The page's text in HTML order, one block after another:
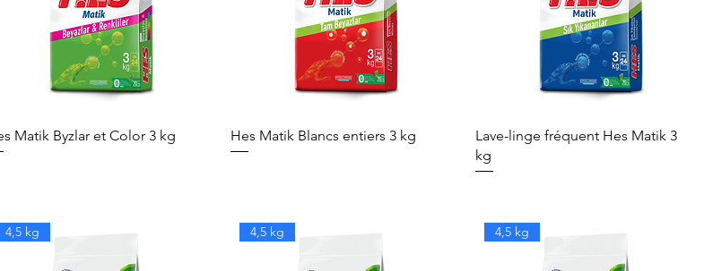
Matik Byzlar et Color 3 kg Hes Matik Blancs entiers 3 kg
Lave-linge fréquent Hes Matik 3
kg
4,5 kg 4,5 kg 4,5 kg